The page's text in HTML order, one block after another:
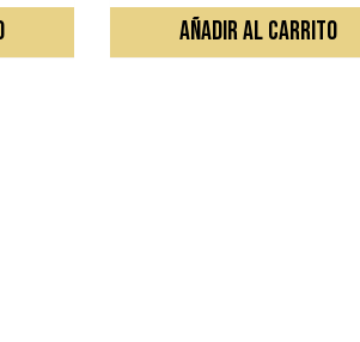
AÑADIR AL CARRITO